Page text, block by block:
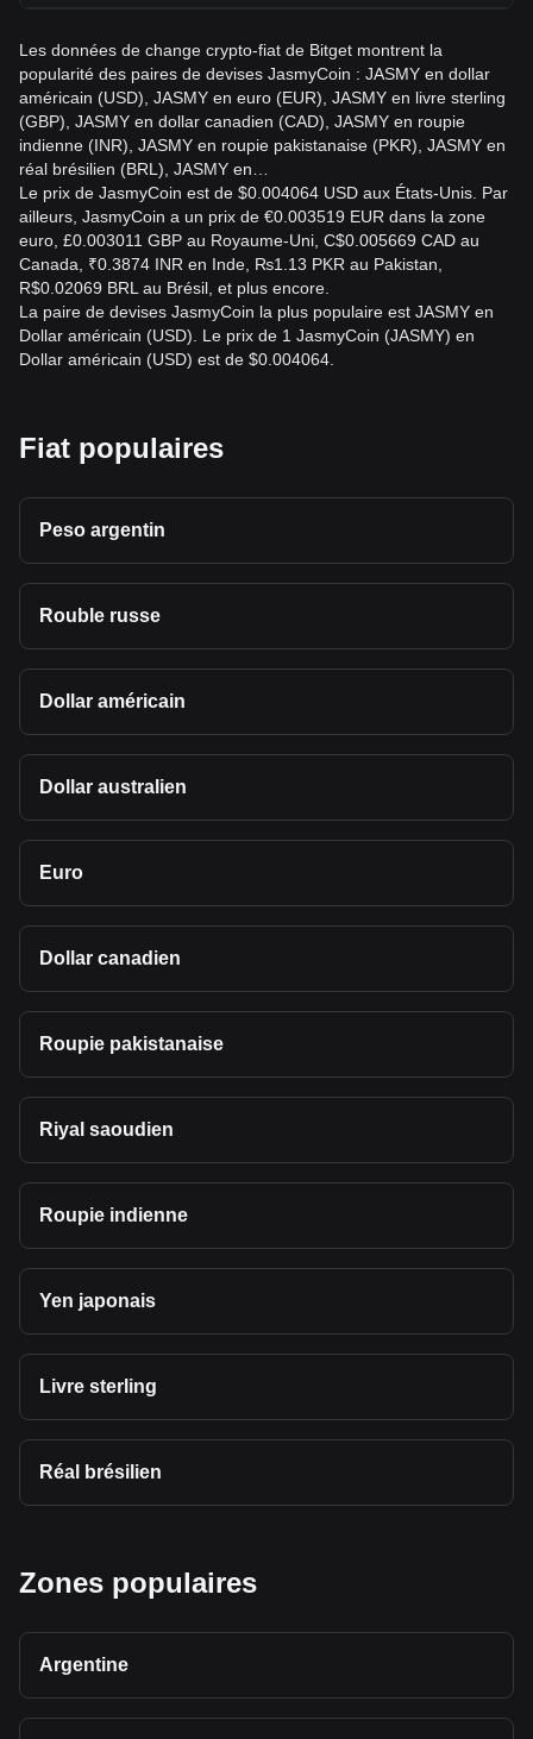
Les données de change crypto-fiat de Bitget montrent la
popularité des paires de devises JasmyCoin : JASMY en dollar
américain (USD), JASMY en euro (EUR), JASMY en livre sterling
(GBP), JASMY en dollar canadien (CAD), JASMY en roupie
indienne (INR), JASMY en roupie pakistanaise (PKR), JASMY en
réal brésilien (BRL), JASMY en…
Le prix de JasmyCoin est de $0.004064 USD aux États-Unis. Par
ailleurs, JasmyCoin a un prix de €0.003519 EUR dans la zone
euro, £0.003011 GBP au Royaume-Uni, C$0.005669 CAD au
Canada, ₹0.3874 INR en Inde, ₨1.13 PKR au Pakistan,
R$0.02069 BRL au Brésil, et plus encore.
La paire de devises JasmyCoin la plus populaire est JASMY en
Dollar américain (USD). Le prix de 1 JasmyCoin (JASMY) en
Dollar américain (USD) est de $0.004064.
Fiat populaires
Peso argentin
Rouble russe
Dollar américain
Dollar australien
Euro
Dollar canadien
Roupie pakistanaise
Riyal saoudien
Roupie indienne
Yen japonais
Livre sterling
Réal brésilien
Zones populaires
Argentine